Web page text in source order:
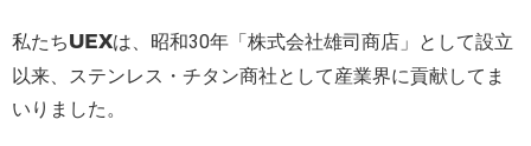
私たちUEXは、昭和30年「株式会社雄司商店」として設立
以来、ステンレス・チタン商社として産業界に貢献してま
いりました。